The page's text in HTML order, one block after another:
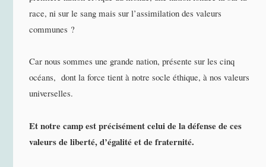
race, ni sur le sang mais sur l’assimilation des valeurs
communes ?
Car nous sommes une grande nation, présente sur les cinq
océans, dont la force tient à notre socle éthique, à nos valeurs
universelles.
Et notre camp est précisément celui de la défense de ces
valeurs de liberté, d’égalité et de fraternité.